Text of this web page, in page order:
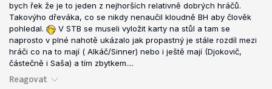
bych řek že je to jeden z nejhorších relativně dobrých hráčů.
Takovýho dřeváka, co se nikdy nenaučil kloudně BH aby člověk
pohledal.
V STB se museli vyložit karty na stůl a tam se
naprosto v plné nahotě ukázalo jak propastný je stále rozdíl mezi
hráči co na to mají ( Alkáč/Sinner) nebo i ještě mají (Djokovič,
částečně i Saša) a tím zbytkem....
Reagovat